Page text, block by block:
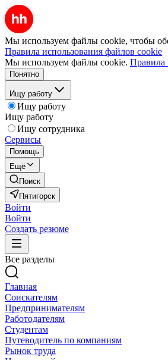
Мы используем файлы cookie, чтобы
Правила использования файлов cookie
Мы используем файлы cookie. Правила
Понятно
Ищу работу
Ищу работу
Ищу работу
Ищу сотрудника
Сервисы
Помощь
Ещё
Поиск
Пятигорск
Войти
Войти
Создать резюме
Все разделы
Главная
Соискателям
Предпринимателям
Работодателям
Студентам
Путеводитель по компаниям
Рынок труда